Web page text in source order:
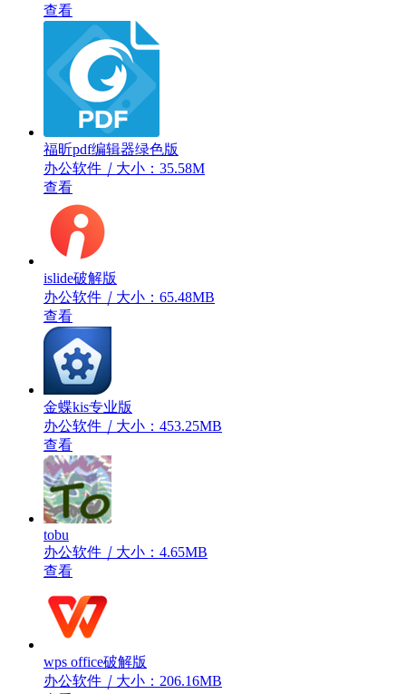
查看
福昕pdf编辑器绿色版
办公软件 ｜ 大小：35.58M
查看
islide破解版
办公软件 ｜ 大小：65.48MB
查看
金蝶kis专业版
办公软件 ｜ 大小：453.25MB
查看
tobu
办公软件 ｜ 大小：4.65MB
查看
wps office破解版
办公软件 ｜ 大小：206.16MB